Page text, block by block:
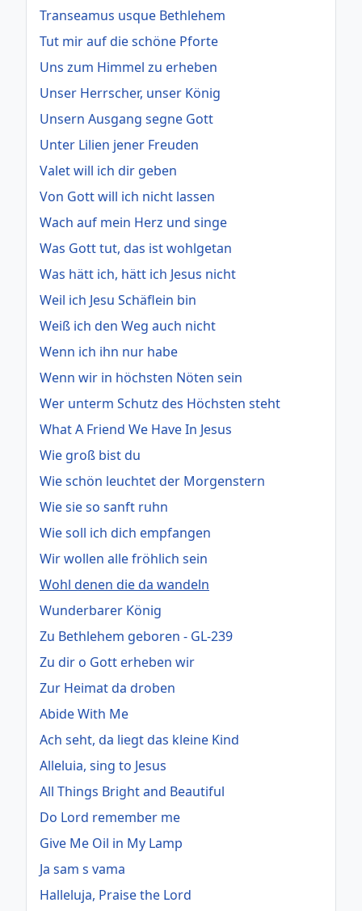
Transeamus usque Bethlehem
Tut mir auf die schöne Pforte
Uns zum Himmel zu erheben
Unser Herrscher, unser König
Unsern Ausgang segne Gott
Unter Lilien jener Freuden
Valet will ich dir geben
Von Gott will ich nicht lassen
Wach auf mein Herz und singe
Was Gott tut, das ist wohlgetan
Was hätt ich, hätt ich Jesus nicht
Weil ich Jesu Schäflein bin
Weiß ich den Weg auch nicht
Wenn ich ihn nur habe
Wenn wir in höchsten Nöten sein
Wer unterm Schutz des Höchsten steht
What A Friend We Have In Jesus
Wie groß bist du
Wie schön leuchtet der Morgenstern
Wie sie so sanft ruhn
Wie soll ich dich empfangen
Wir wollen alle fröhlich sein
Wohl denen die da wandeln
Wunderbarer König
Zu Bethlehem geboren - GL-239
Zu dir o Gott erheben wir
Zur Heimat da droben
Abide With Me
Ach seht, da liegt das kleine Kind
Alleluia, sing to Jesus
All Things Bright and Beautiful
Do Lord remember me
Give Me Oil in My Lamp
Ja sam s vama
Halleluja, Praise the Lord